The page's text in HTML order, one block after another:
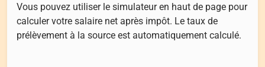
Vous pouvez utiliser le simulateur en haut de page pour
calculer votre salaire net après impôt. Le taux de
prélèvement à la source est automatiquement calculé.